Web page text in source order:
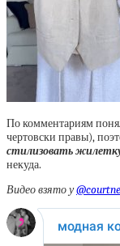
По комментариям
чертовски правы),
стилизовать
некуда.
Видео взято у